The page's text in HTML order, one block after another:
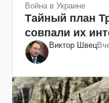
Война в Украине
Тайный план
совпали их
Виктор Швец